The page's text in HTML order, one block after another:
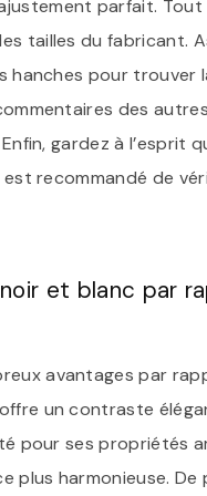
parfait. Tout
tailles du fabricant.
pour trouver
des
gardez à l’esprit
recommandé de
et blanc par
avantages par
un contraste
pour ses propriétés
harmonieuse. De